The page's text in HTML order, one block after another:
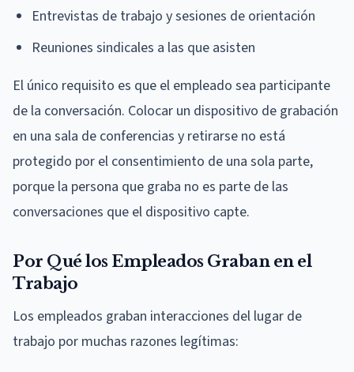
Entrevistas de trabajo y sesiones de orientación
Reuniones sindicales a las que asisten
El único requisito es que el empleado sea participante
de la conversación. Colocar un dispositivo de grabación
en una sala de conferencias y retirarse no está
protegido por el consentimiento de una sola parte,
porque la persona que graba no es parte de las
conversaciones que el dispositivo capte.
Por Qué los Empleados Graban en el
Trabajo
Los empleados graban interacciones del lugar de
trabajo por muchas razones legítimas: